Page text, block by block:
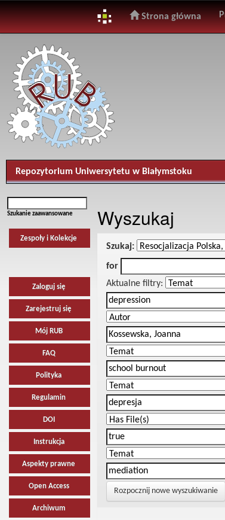
navigation
Strona główna
Repozytorium Uniwersytetu w Białymstoku
Szukanie zaawansowane
Zespoły i Kolekcje
Zaloguj się
Zarejestruj się
Mój RUB
FAQ
Polityka
Regulamin
DOI
Instrukcja
Aspekty prawne
Open Access
Archiwum
Wyszukaj
Szukaj:
for
Aktualne filtry:
Rozpocznij nowe wyszukiwanie